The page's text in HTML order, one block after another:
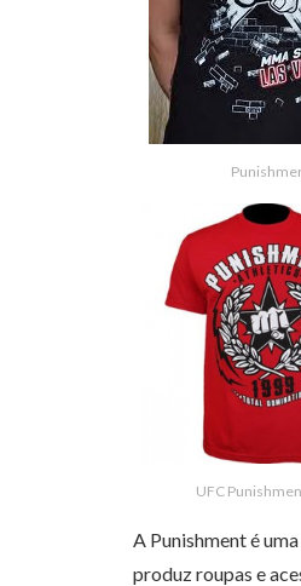
UFC
A Punishment é
produz roupas e